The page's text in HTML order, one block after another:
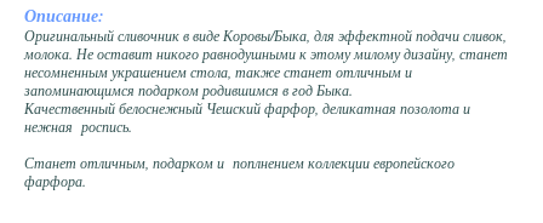
Описание:
Оригинальный сливочник в виде Коровы/Быка, для эффектной подачи сливок,
молока. Не оставит никого равнодушными к этому милому дизайну, станет
несомненным украшением стола, также станет отличным и
запоминающимся подарком родившимся в год Быка.
Качественный белоснежный Чешский фарфор, деликатная позолота и
нежная роспись.
Станет отличным, подарком и поплнением коллекции европейского
фарфора.